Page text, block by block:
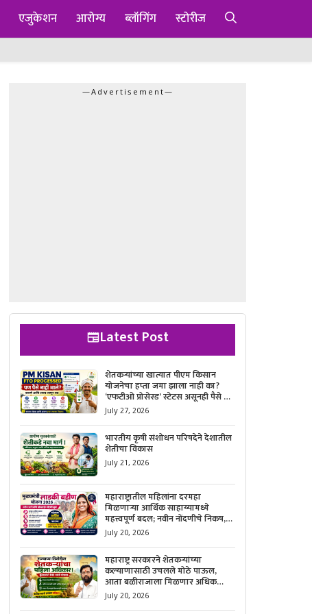
एजुकेशन आरोग्य ब्लॉगिंग स्टोरीज
—Advertisement—
Latest Post
शेतकऱ्यांच्या खात्यात पीएम किसान
योजनेचा हप्ता जमा झाला नाही का?
‘एफटीओ प्रोसेस्ड’ स्टेटस असूनही पैसे न
मिळाल्यास काय करावे, याची सविस्तर
माहिती जाणून घ्या.
July 27, 2026
भारतीय कृषी संशोधन परिषदेने देशातील
शेतीचा विकास
July 21, 2026
महाराष्ट्रातील महिलांना दरमहा
मिळणाऱ्या आर्थिक साहाय्यामध्ये
महत्त्वपूर्ण बदल; नवीन नोंदणीचे निकष,
आवश्यक कागदपत्रे आणि ऑनलाईन
अर्ज करण्याची सोपी प्रक्रिया जाणून घ्या.
July 20, 2026
महाराष्ट्र सरकारने शेतकऱ्यांच्या
कल्याणासाठी उचलले मोठे पाऊल,
आता बळीराजाला मिळणार अधिक
बळकटी आणि आर्थिक संरक्षण; जाणून
घ्या सरकारचा नवा संकल्प.
July 20, 2026